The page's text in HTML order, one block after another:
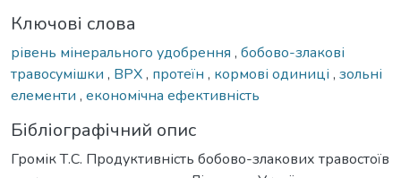
Ключові слова
рівень мінерального удобрення , бобово-злакові
травосумішки , ВРХ, протеїн , кормові одиниці , зольні
елементи , економічна ефективність
Бібліографічний опис
Громік Т.С. Продуктивність бобово-злакових травостоїв